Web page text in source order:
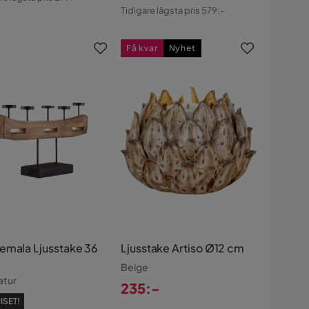
Pris
Original
Tidigare lägsta pris 579:-
Ljusstake 36
Ljusstake Artiso Ø12 cm
Beige
235:-
Få kvar Nyhet